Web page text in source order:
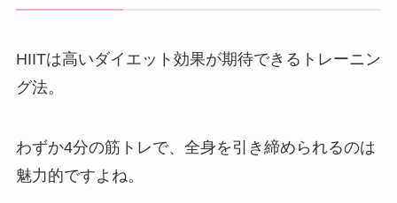
HIITは高いダイエット効果が期待できるトレーニン
グ法。
わずか4分の筋トレで、全身を引き締められるのは
魅力的ですよね。